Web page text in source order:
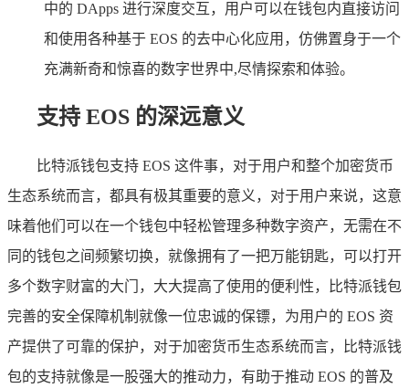
中的 DApps 进行深度交互，用户可以在钱包内直接访问
和使用各种基于 EOS 的去中心化应用，仿佛置身于一个
充满新奇和惊喜的数字世界中,尽情探索和体验。
支持 EOS 的深远意义
比特派钱包支持 EOS 这件事，对于用户和整个加密货币
生态系统而言，都具有极其重要的意义，对于用户来说，这意
味着他们可以在一个钱包中轻松管理多种数字资产，无需在不
同的钱包之间频繁切换，就像拥有了一把万能钥匙，可以打开
多个数字财富的大门，大大提高了使用的便利性，比特派钱包
完善的安全保障机制就像一位忠诚的保镖，为用户的 EOS 资
产提供了可靠的保护，对于加密货币生态系统而言，比特派钱
包的支持就像是一股强大的推动力，有助于推动 EOS 的普及